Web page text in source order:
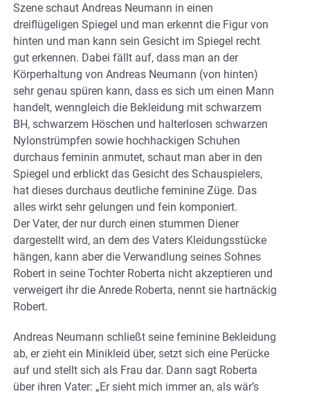
Szene schaut Andreas Neumann in einen
dreiflügeligen Spiegel und man erkennt die Figur von
hinten und man kann sein Gesicht im Spiegel recht
gut erkennen. Dabei fällt auf, dass man an der
Körperhaltung von Andreas Neumann (von hinten)
sehr genau spüren kann, dass es sich um einen Mann
handelt, wenngleich die Bekleidung mit schwarzem
BH, schwarzem Höschen und halterlosen schwarzen
Nylonstrümpfen sowie hochhackigen Schuhen
durchaus feminin anmutet, schaut man aber in den
Spiegel und erblickt das Gesicht des Schauspielers,
hat dieses durchaus deutliche feminine Züge. Das
alles wirkt sehr gelungen und fein komponiert.
Der Vater, der nur durch einen stummen Diener
dargestellt wird, an dem des Vaters Kleidungsstücke
hängen, kann aber die Verwandlung seines Sohnes
Robert in seine Tochter Roberta nicht akzeptieren und
verweigert ihr die Anrede Roberta, nennt sie hartnäckig
Robert.
Andreas Neumann schließt seine feminine Bekleidung
ab, er zieht ein Minikleid über, setzt sich eine Perücke
auf und stellt sich als Frau dar. Dann sagt Roberta
über ihren Vater: „Er sieht mich immer an, als wär’s